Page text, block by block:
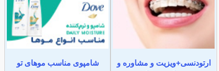
ارتودنسی+ویزیت و مشاوره و
شامپوی مناسب موهای تو